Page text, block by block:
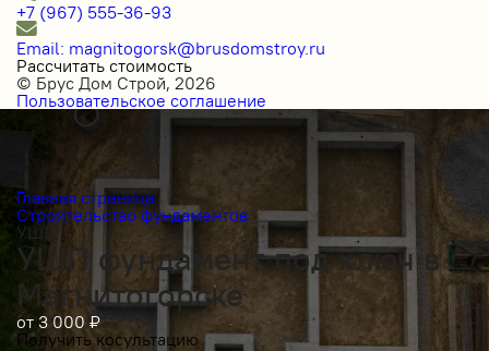
+7 (967) 555-36-93
Email: magnitogorsk@brusdomstroy.ru
Рассчитать стоимость
© Брус Дом Строй, 2026
Пользовательское соглашение
Главная страница
Строительство фундаментов
УШП
УШП фундамент под ключ в
Магнитогорске
от 3 000 ₽
Получить косультацию